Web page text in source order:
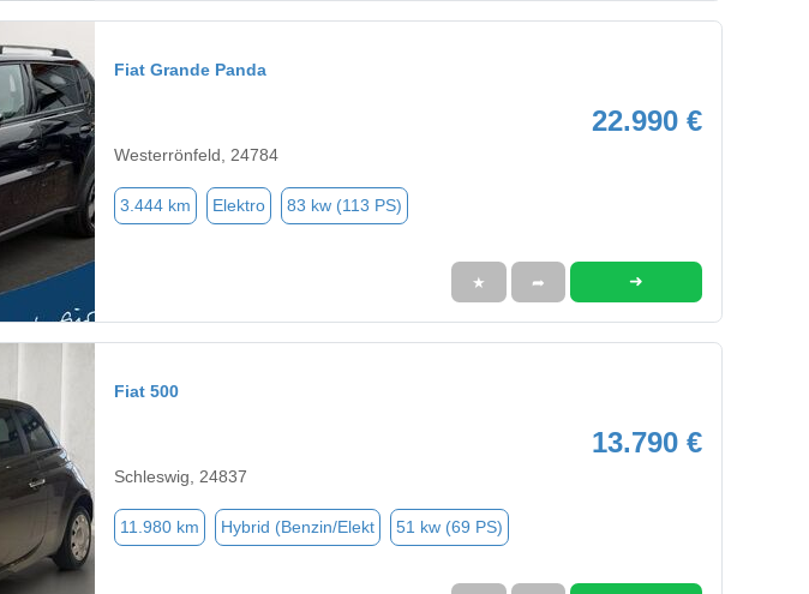
Fiat Grande Panda
22.990 €
Westerrönfeld, 24784
3.444 km Elektro 83 kw (113 PS)
★ ➦ ➜
Fiat 500
13.790 €
Schleswig, 24837
11.980 km Hybrid (Benzin/Elekt 51 kw (69 PS)